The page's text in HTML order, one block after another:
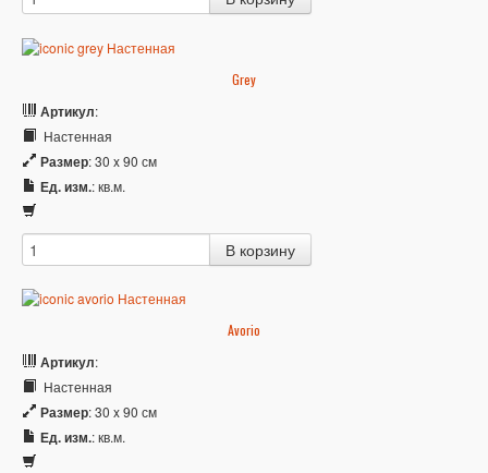
Grey
Артикул:
Настенная
Размер: 30 x 90 см
Ед. изм.: кв.м.
Avorio
Артикул:
Настенная
Размер: 30 x 90 см
Ед. изм.: кв.м.